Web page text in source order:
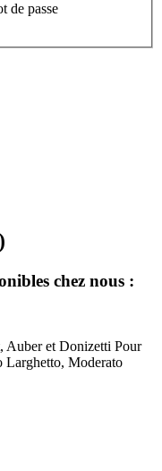
de passe
chez nous :
Auber et Donizetti Pour
Larghetto, Moderato